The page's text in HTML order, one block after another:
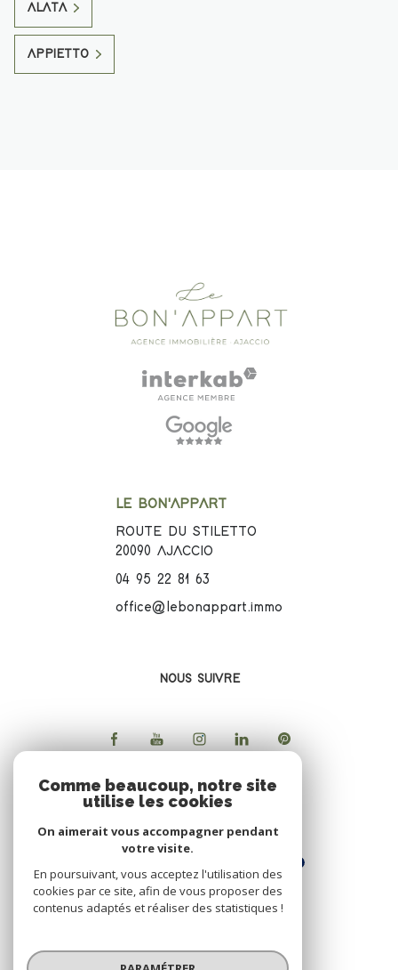
ALATA
APPIETTO
LE BON'APPART
ROUTE DU STILETTO
20090 AJACCIO
04 95 22 81 63
office@lebonappart.immo
NOUS SUIVRE
ADHERENTS
© 2026 | Tous droits réservés
Comme beaucoup, notre site
utilise les cookies
On aimerait vous accompagner pendant
votre visite.
En poursuivant, vous acceptez l'utilisation des
cookies par ce site, afin de vous proposer des
contenus adaptés et réaliser des statistiques !